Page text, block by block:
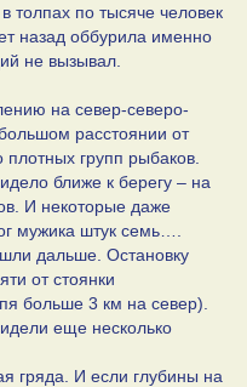
толпах по тысяче человек
назад оббурила именно
не вызывал.
на север-северо-
расстоянии от
групп рыбаков.
ближе к берегу – на
И некоторые даже
мужика штук семь….
дальше. Остановку
от стоянки
больше 3 км на север).
еще несколько
гряда. И если глубины на